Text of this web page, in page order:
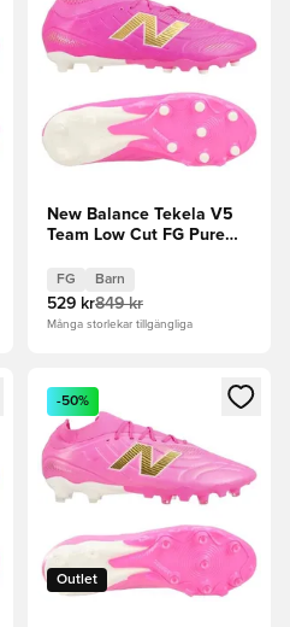
New Balance Tekela V5
Team Low Cut FG Pure
Heat/Vit/Guld Barn
FG Barn
529 kr849 kr
Många storlekar tillgängliga
in eller registrera dig som
Öppnar en Modal för att
Outlet
-50%